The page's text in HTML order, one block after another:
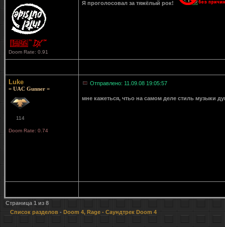
Doom Rate: 0.91
Я проголосовал за тяжёлый рок!
Luke
= UAC Gunner =
114
Doom Rate: 0.74
Отправлено: 11.09.08 19:05:57
мне кажеться, чтьо на самом деле стиль музыки
Страница 1из 8
Список разделов - Doom 4, Rage - Саундтрек Doom 4